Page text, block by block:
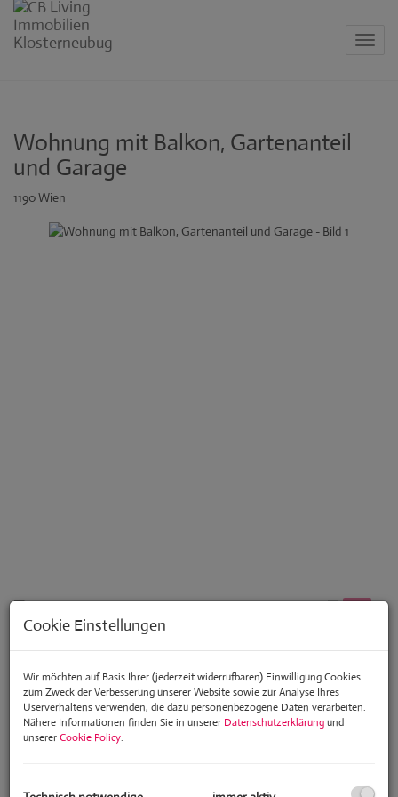
Wohnung mit Balkon, Gartenanteil
und Garage
1190 Wien
Beschreibung
Eckdaten
Objektbeschreibung
Cookie Einstellungen
Wir möchten auf Basis Ihrer (jederzeit widerrufbaren) Einwilligung Cookies
zum Zweck der Verbesserung unserer Website sowie zur Analyse Ihres
Userverhaltens verwenden, die dazu personenbezogene Daten verarbeiten.
Nähere Informationen finden Sie in unserer Datenschutzerklärungund
unsererCookie Policy.